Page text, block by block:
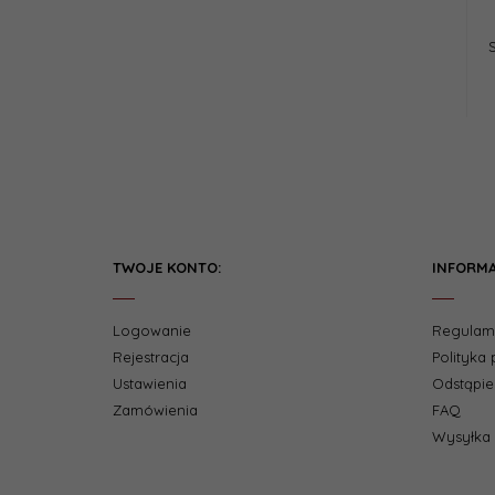
TWOJE KONTO:
Logowanie
Rejestracja
Ustawienia
Zamówienia
Polityka
FAQ
Wysyłka